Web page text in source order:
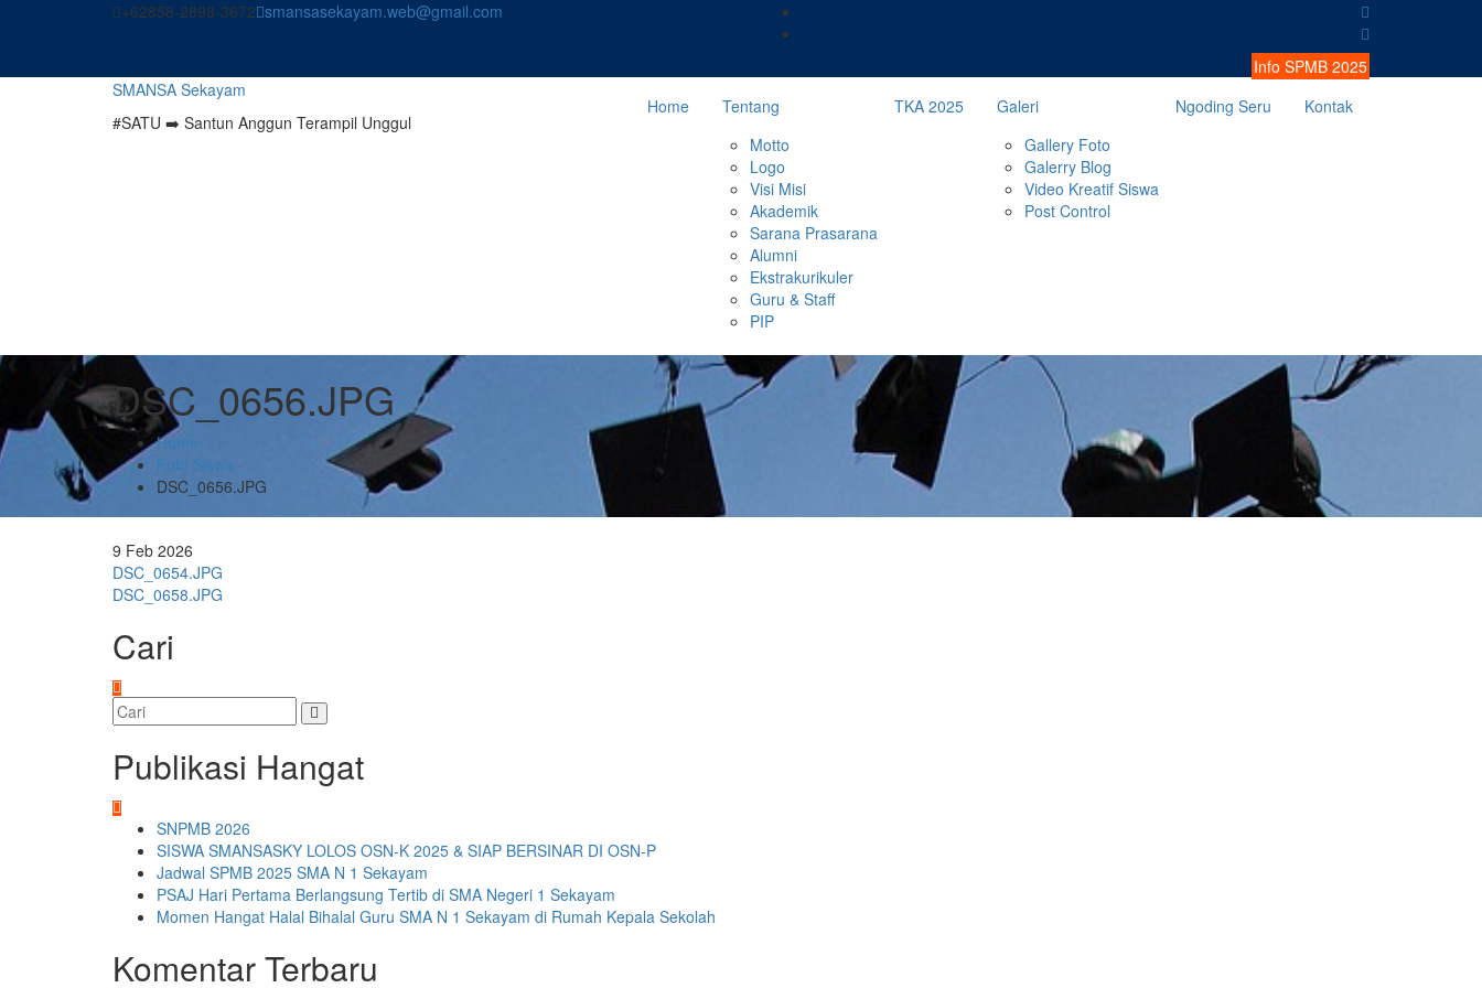
+62858-2898-3672 smansasekayam.web@gmail.com
Info SPMB 2025
SMANSA Sekayam
#SATU ➡️ Santun Anggun Terampil Unggul
Home
Tentang
Motto
Logo
Visi Misi
Akademik
Sarana Prasarana
Alumni
Ekstrakurikuler
Guru & Staff
PIP
TKA 2025
Galeri
Gallery Foto
Galerry Blog
Video Kreatif Siswa
Post Control
Ngoding Seru Kontak
DSC_0656.JPG
Home
Foto Siswa
DSC_0656.JPG
9 Feb 2026
Navigasi
pos
DSC_0654.JPG
DSC_0658.JPG
Cari
Publikasi Hangat
SNPMB 2026
SISWA SMANSASKY LOLOS OSN-K 2025 & SIAP BERSINAR DI OSN-P
Jadwal SPMB 2025 SMA N 1 Sekayam
PSAJ Hari Pertama Berlangsung Tertib di SMA Negeri 1 Sekayam
Momen Hangat Halal Bihalal Guru SMA N 1 Sekayam di Rumah Kepala Sekolah
Komentar Terbaru